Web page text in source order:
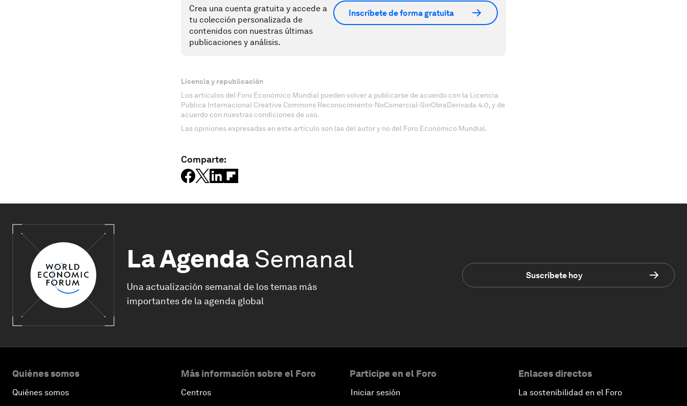
Crea una cuenta gratuita y accede a
tu colección personalizada de
contenidos con nuestras últimas
publicaciones y análisis.
Inscríbete de forma gratuita
Licencia y republicación
Los artículos del Foro Económico Mundial pueden volver a publicarse de acuerdo con la Licencia
Pública Internacional Creative Commons Reconocimiento-NoComercial-SinObraDerivada 4.0, y de
acuerdo con nuestras condiciones de uso.
Las opiniones expresadas en este artículo son las del autor y no del Foro Económico Mundial.
Comparte:
La Agenda Semanal
Una actualización semanal de los temas más
importantes de la agenda global
Suscríbete hoy
Quiénes somos
Quiénes somos
Más información sobre el Foro
Centros
Participe en el Foro
Iniciar sesión
Enlaces directos
La sostenibilidad en el Foro